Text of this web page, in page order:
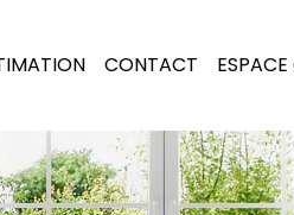
CONTACT